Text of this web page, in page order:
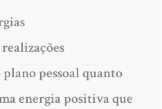
pessoal quanto
energia positiva que